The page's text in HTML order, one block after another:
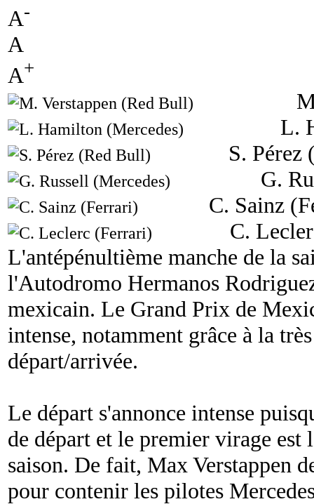
A-
A
A+
L.
S. Pérez
G.
C. Sainz
C.
L'antépénultième manche de la
l'Autodromo Hermanos
mexicain. Le Grand Prix de
intense, notamment grâce à la
départ/arrivée.
Le départ s'annonce intense
de départ et le premier virage est
saison. De fait, Max Verstappen
pour contenir les pilotes